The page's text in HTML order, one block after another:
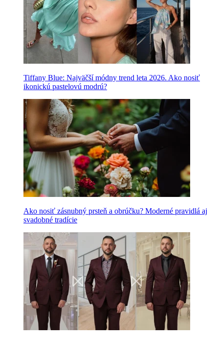
Tiffany Blue: Najväčší módny trend leta 2026. Ako nosiť
ikonickú pastelovú modrú?
Ako nosiť zásnubný prsteň a obrúčku? Moderné pravidlá aj
svadobné tradície